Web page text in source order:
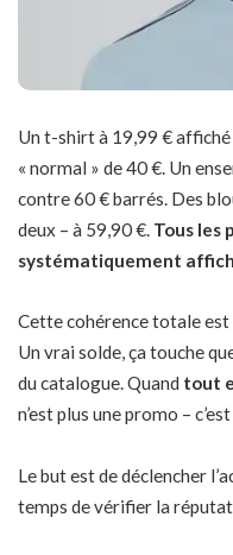
Un t-shirt à 19,99 €
« normal » de 40 €. Un
contre 60 € barrés. Des
deux – à 59,90 €. Tous les
systématiquement
Cette cohérence totale
Un vrai solde, ça touche
du catalogue. Quand tout
n’est plus une promo –
Le but est de déclencher
temps de vérifier la